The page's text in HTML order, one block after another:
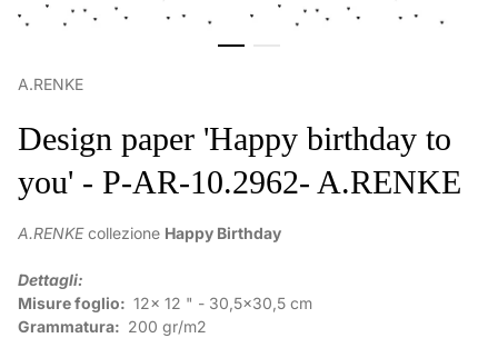
A.RENKE
Design paper 'Happy birthday to
you' - P-AR-10.2962- A.RENKE
A.RENKEcollezione Happy Birthday
Dettagli:
Misure foglio: 12x 12 " - 30,5x30,5 cm
Grammatura: 200 gr/m2